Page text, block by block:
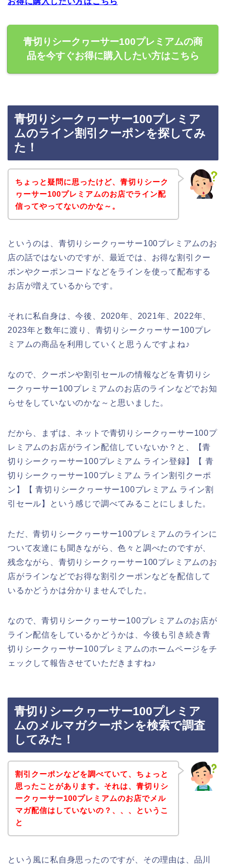
青切りシークヮーサー100プレミアムの商
品を今すぐお得に購入したい方はこちら
青切りシークヮーサー100プレミア
ムのライン割引クーポンを探してみ
た！
ちょっと疑問に思ったけど、青切りシーク
ヮーサー100プレミアムのお店でライン配
信ってやってないのかな～。
というのは、青切りシークヮーサー100プレミアムのお
店の話ではないのですが、最近では、お得な割引クー
ポンやクーポンコードなどをラインを使って配布する
お店が増えているからです。
それに私自身は、今後、2020年、2021年、2022年、
2023年と数年に渡り、青切りシークヮーサー100プレ
ミアムの商品を利用していくと思うんですよね♪
なので、クーポンや割引セールの情報などを青切りシ
ークヮーサー100プレミアムのお店のラインなどでお知
らせをしていないのかな～と思いました。
だから、まずは、ネットで青切りシークヮーサー100プ
レミアムのお店がライン配信していないか？と、【青
切りシークヮーサー100プレミアム ライン登録】【 青
切りシークヮーサー100プレミアム ライン割引クーポ
ン】【 青切りシークヮーサー100プレミアム ライン割
引セール】という感じで調べてみることにしました。
ただ、青切りシークヮーサー100プレミアムのラインに
ついて友達にも聞きながら、色々と調べたのですが、
残念ながら、青切りシークヮーサー100プレミアムのお
店がラインなどでお得な割引クーポンなどを配信して
いるかどうかは分かりませんでした。
なので、青切りシークヮーサー100プレミアムのお店が
ライン配信をしているかどうかは、今後も引き続き青
切りシークヮーサー100プレミアムのホームページをチ
ェックして報告させていただきますね♪
青切りシークヮーサー100プレミア
ムのメルマガクーポンを検索で調査
してみた！
割引クーポンなどを調べていて、ちょっと
思ったことがあります。それは、青切りシ
ークヮーサー100プレミアムのお店でメル
マガ配信はしていないの？、、、というこ
と
という風に私自身思ったのですが、その理由は、品川